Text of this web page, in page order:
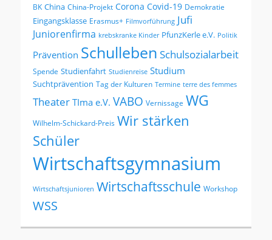
BK China China-Projekt Corona Covid-19 Demokratie
Eingangsklasse Erasmus+ Filmvorführung Jufi
Juniorenfirma krebskranke Kinder PfunzKerle e.V. Politik
Prävention Schulleben Schulsozialarbeit
Spende Studienfahrt Studienreise Studium
Suchtprävention Tag der Kulturen Termine terre des femmes
Theater TIma e.V. VABO Vernissage WG
Wilhelm-Schickard-Preis Wir stärken
Schüler
Wirtschaftsgymnasium
Wirtschaftsjunioren Wirtschaftsschule Workshop
WSS